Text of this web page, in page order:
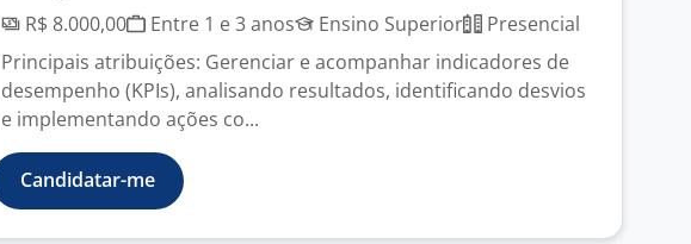
R$ 8.000,00
Entre 1 e 3 anos Ensino Superior
Presencial
Principais atribuições: Gerenciar e acompanhar indicadores de
desempenho (KPIs), analisando resultados, identificando desvios
e implementando ações co...
Candidatar-me